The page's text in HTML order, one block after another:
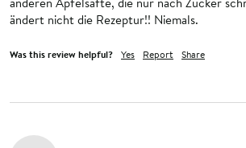
ändert nicht die Rezeptur!! Niemals.
Was this review helpful? Yes Report Share